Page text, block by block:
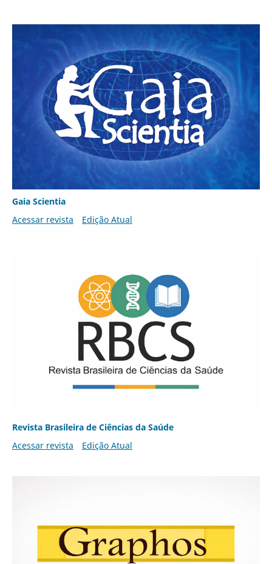
Gaia Scientia
Acessar revista
Edição Atual
Revista Brasileira de Ciências da Saúde
Acessar revista
Edição Atual